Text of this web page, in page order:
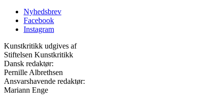
Nyhedsbrev
Facebook
Instagram
Kunstkritikk udgives af
Stiftelsen Kunstkritikk
Dansk redaktør:
Pernille Albrethsen
Ansvarshavende redaktør:
Mariann Enge